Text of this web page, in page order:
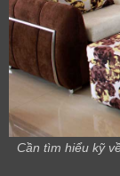
Cần tìm hiểu kỹ